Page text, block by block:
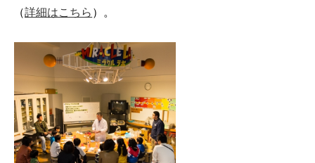
（詳細はこちら ）。